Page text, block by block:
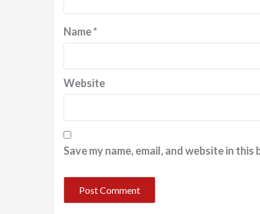
Name*
Website
Save my name, email, and website in